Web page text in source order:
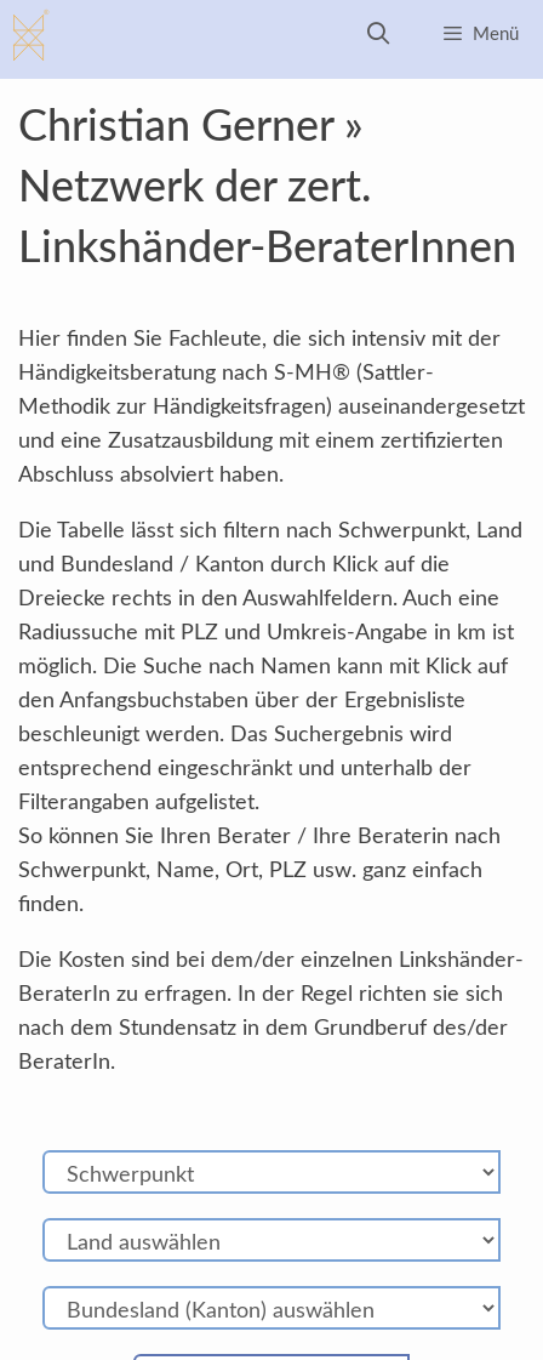
Zum
Inhalt
springen
Menü
Christian Gerner »
Netzwerk der zert.
Linkshänder-BeraterInnen
Hier finden Sie Fachleute, die sich intensiv mit der
Händigkeitsberatung nach S-MH® (Sattler-
Methodik zur Händigkeitsfragen) auseinandergesetzt
und eine Zusatzausbildung mit einem zertifizierten
Abschluss absolviert haben.
Die Tabelle lässt sich filtern nach Schwerpunkt, Land
und Bundesland / Kanton durch Klick auf die
Dreiecke rechts in den Auswahlfeldern. Auch eine
Radiussuche mit PLZ und Umkreis-Angabe in km ist
möglich. Die Suche nach Namen kann mit Klick auf
den Anfangsbuchstaben über der Ergebnisliste
beschleunigt werden. Das Suchergebnis wird
entsprechend eingeschränkt und unterhalb der
Filterangaben aufgelistet.
So können Sie Ihren Berater / Ihre Beraterin nach
Schwerpunkt, Name, Ort, PLZ usw. ganz einfach
finden.
Die Kosten sind bei dem/der einzelnen Linkshänder-
BeraterIn zu erfragen. In der Regel richten sie sich
nach dem Stundensatz in dem Grundberuf des/der
BeraterIn.